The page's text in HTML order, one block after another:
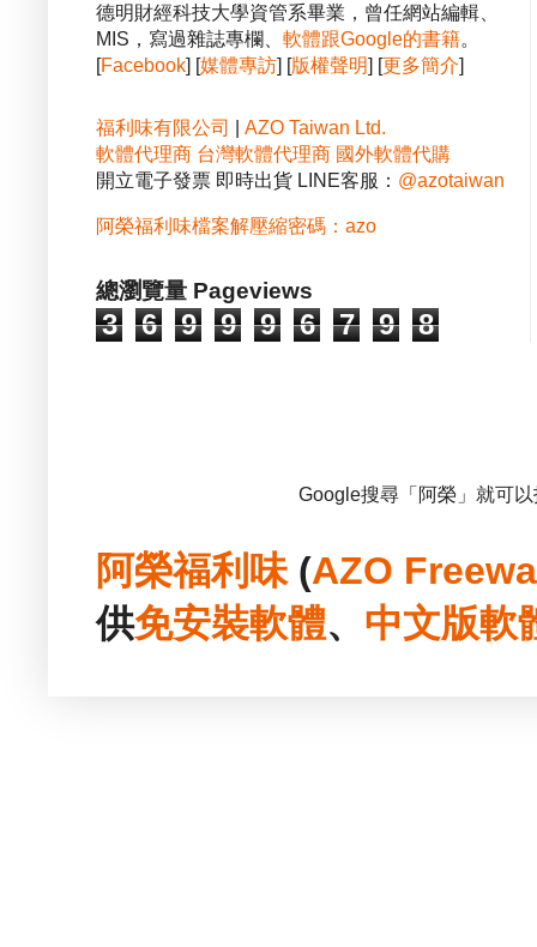
德明財經科技大學資管系畢業，曾任網站編輯、
MIS，寫過雜誌專欄、 軟體跟Google的書籍。
[Facebook] [媒體專訪] [版權聲明] [更多簡介]
福利味有限公司
AZO Taiwan Ltd.
軟體代理商 台灣軟體代理商 國外軟體代購
開立電子發票 即時出貨 LINE客服： @azotaiwan
阿榮福利味檔案解壓縮密碼：azo
總瀏覽量 Pageviews
3 6 9 9 9 6 7 9 8
Google搜尋「阿榮」就可
阿榮福利味(AZO
供免安裝軟體、 中文版軟